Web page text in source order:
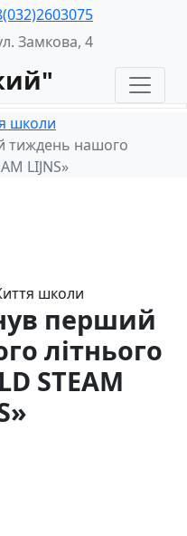
Замкова, 4
школи
тиждень нашого
LIJNS»
школи
перший
літнього
STEAM